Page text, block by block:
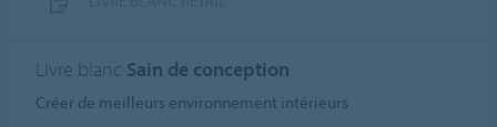
Livre blanc Sain de conception
Créer de meilleurs environnement intérieurs